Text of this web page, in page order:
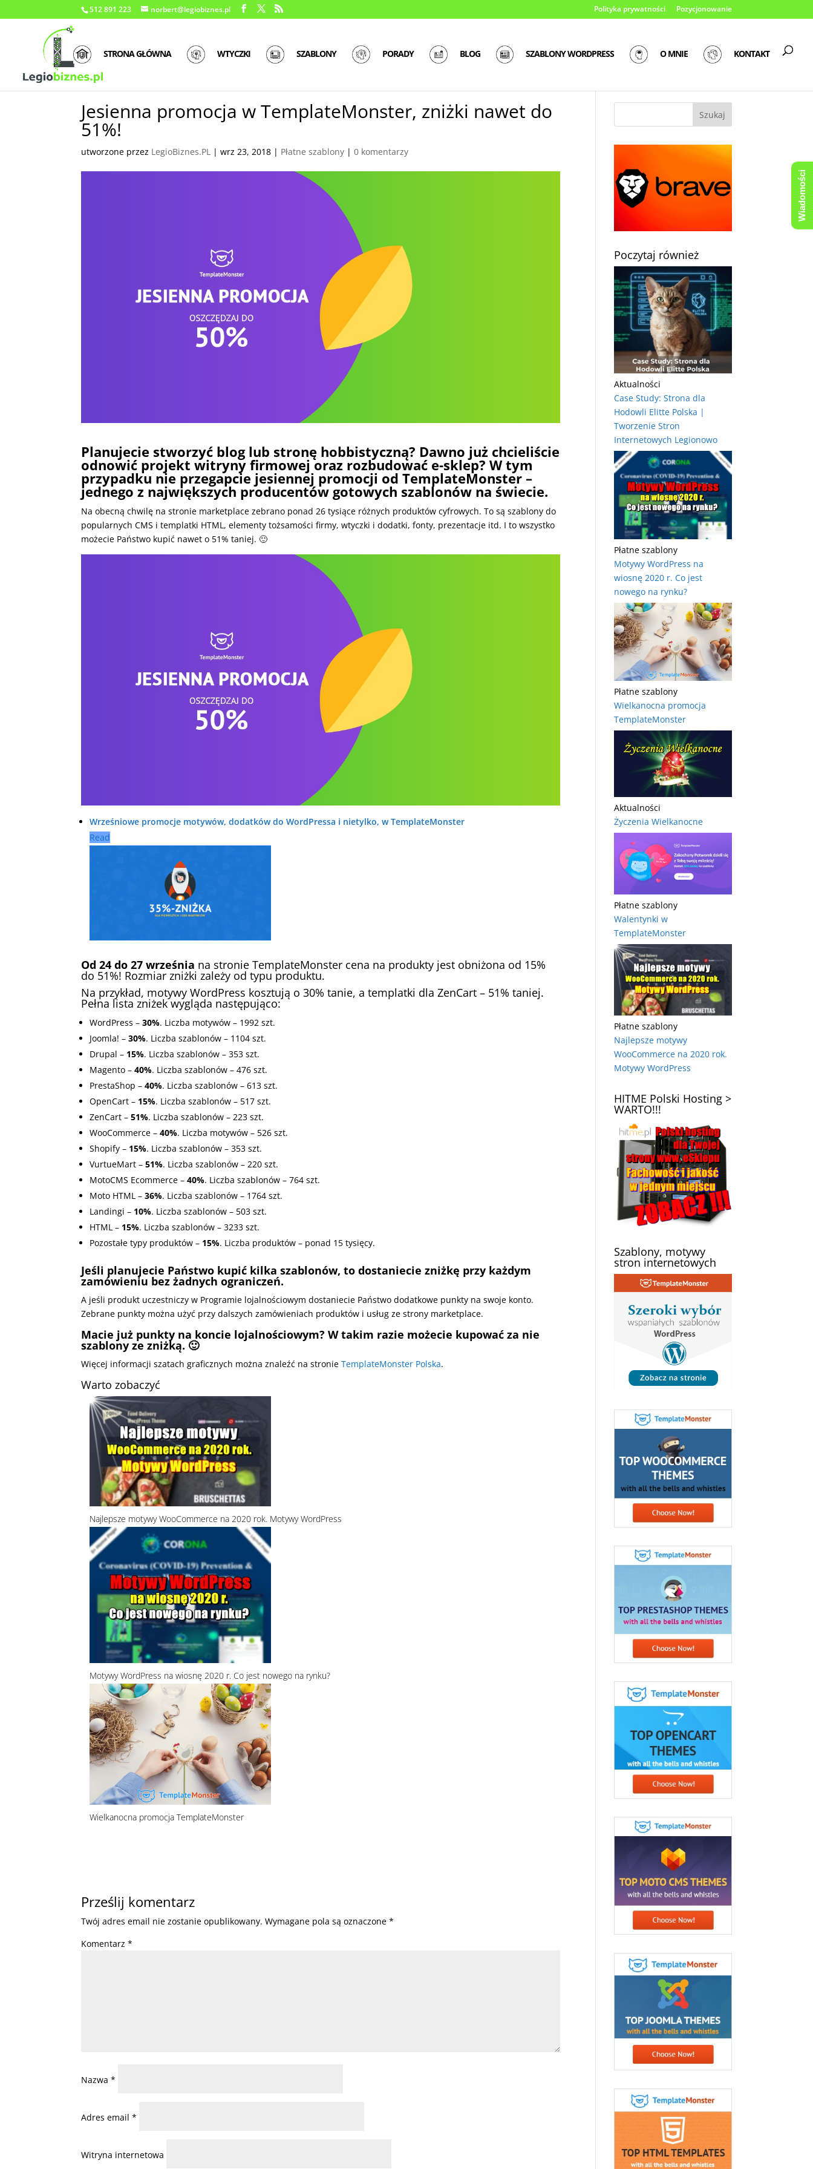
512 891 223 norbert@legiobiznes.pl Polityka prywatności Pozycjonowanie
STRONA GŁÓWNA WTYCZKI SZABLONY PORADY BLOG SZABLONY WORDPRESS O MNIE KONTAKT
Jesienna promocja w TemplateMonster, zniżki nawet do
51%!
utworzone przez LegioBiznes.PL |wrz 23, 2018 | Płatne szablony |0 komentarzy
Planujecie stworzyć blog lub stronę hobbistyczną? Dawno już chcieliście
odnowić projekt witryny firmowej oraz rozbudować e-sklep? W tym
przypadku nie przegapcie jesiennej promocji od TemplateMonster –
jednego z największych producentów gotowych szablonów na świecie.
Na obecną chwilę na stronie marketplace zebrano ponad 26 tysiące różnych produktów cyfrowych. To są szablony do
popularnych CMS i templatki HTML, elementy tożsamości firmy, wtyczki i dodatki, fonty, prezentacje itd. I to wszystko
możecie Państwo kupić nawet o 51% taniej. 🙂
Wrześniowe promocje motywów, dodatków do WordPressa i nietylko, w TemplateMonster
Read
Od 24 do 27 września na stronie TemplateMonster cena na produkty jest obniżona od 15%
do 51%! Rozmiar zniżki zależy od typu produktu.
Na przykład, motywy WordPress kosztują o 30% tanie, a templatki dla ZenCart – 51% taniej.
Pełna lista zniżek wygląda następująco:
WordPress –30%. Liczba motywów – 1992 szt.
Joomla! –30%. Liczba szablonów – 1104 szt.
Drupal – 15%. Liczba szablonów – 353 szt.
Magento –40%. Liczba szablonów – 476 szt.
PrestaShop –40%. Liczba szablonów – 613 szt.
OpenCart – 15%. Liczba szablonów – 517 szt.
ZenCart –51%. Liczba szablonów – 223 szt.
WooCommerce –40%. Liczba motywów – 526 szt.
Shopify – 15%. Liczba szablonów – 353 szt.
VurtueMart –51%. Liczba szablonów – 220 szt.
MotoCMS Ecommerce –40%. Liczba szablonów – 764 szt.
Moto HTML –36%. Liczba szablonów – 1764 szt.
Landingi – 10%. Liczba szablonów – 503 szt.
HTML – 15%. Liczba szablonów – 3233 szt.
Pozostałe typy produktów – 15%. Liczba produktów – ponad 15 tysięcy.
Jeśli planujecie Państwo kupić kilka szablonów, to dostaniecie zniżkę przy każdym
zamówieniu bez żadnych ograniczeń.
A jeśli produkt uczestniczy w Programie lojalnościowym dostaniecie Państwo dodatkowe punkty na swoje konto.
Zebrane punkty można użyć przy dalszych zamówieniach produktów i usług ze strony marketplace.
Macie już punkty na koncie lojalnościowym? W takim razie możecie kupować za nie
szablony ze zniżką. 🙂
Więcej informacji szatach graficznych można znaleźć na stronieTemplateMonster Polska.
Warto zobaczyć
Najlepsze motywy WooCommerce na 2020 rok. Motywy WordPress
Motywy WordPress na wiosnę 2020 r. Co jest nowego na rynku?
Wielkanocna promocja TemplateMonster
Prześlij komentarz
Twój adres email nie zostanie opublikowany. Wymagane pola są oznaczone*
Komentarz*
Nazwa*
Adres email*
Witryna internetowa
Poczytaj również
Aktualności
Case Study: Strona dla
Hodowli Elitte Polska |
Tworzenie Stron
Internetowych Legionowo
Płatne szablony
Motywy WordPress na
wiosnę 2020 r. Co jest
nowego na rynku?
Płatne szablony
Wielkanocna promocja
TemplateMonster
Aktualności
Życzenia Wielkanocne
Płatne szablony
Walentynki w
TemplateMonster
Płatne szablony
Najlepsze motywy
WooCommerce na 2020 rok.
Motywy WordPress
HITME Polski Hosting >
WARTO!!!
Szablony, motywy
stron internetowych
Wiadomości